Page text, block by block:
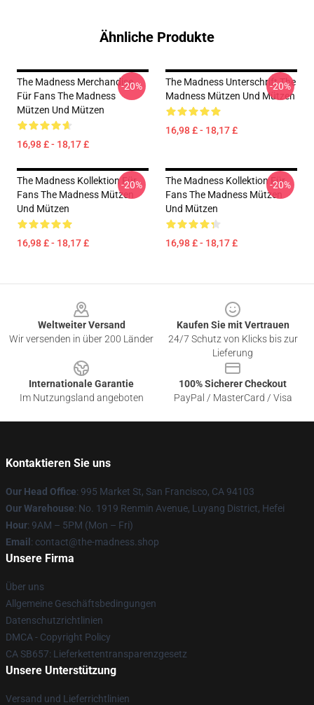
Ähnliche Produkte
The Madness Merchandise
Für Fans The Madness
Mützen Und Mützen
16,98 £ - 18,17 £
-20%
The Madness Unterschrift The
Madness Mützen Und Mützen
16,98 £ - 18,17 £
-20%
The Madness Kollektion Für
Fans The Madness Mützen
Und Mützen
16,98 £ - 18,17 £
-20%
The Madness Kollektion Für
Fans The Madness Mützen
Und Mützen
16,98 £ - 18,17 £
-20%
Weltweiter Versand
Wir versenden in über 200 Länder
Kaufen Sie mit Vertrauen
24/7 Schutz von Klicks bis zur
Lieferung
Internationale Garantie
Im Nutzungsland angeboten
100% Sicherer Checkout
PayPal / MasterCard / Visa
Kontaktieren Sie uns
Our Head Office: 995 Market St, San Francisco, CA 94103
Our Warehouse: No. 1919 Renmin Avenue, Luyang District, Hefei
Hour: 9AM – 5PM (Mon – Fri)
Email : contact@the-madness.shop
Unsere Firma
Über uns
Allgemeine Geschäftsbedingungen
Datenschutzrichtlinien
DMCA - Copyright Policy
CA SB657: Lieferkettentransparenzgesetz
Unsere Unterstützung
Versand und Lieferrichtlinien